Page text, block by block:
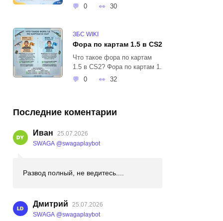
0
30
ЗБС WIKI
Фора по картам 1.5 в CS2
Что такое фора по картам
1.5 в CS2? Фора по картам 1.
0
32
Последние коментарии
Иван
25.07.2026
SWAGA @swagaplaybot
Развод полный, не ведитесь....
Дмитрий
25.07.2026
SWAGA @swagaplaybot